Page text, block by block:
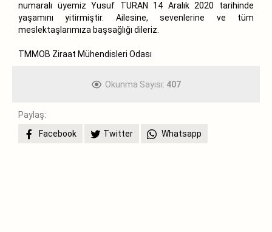
numaralı üyemiz Yusuf TURAN 14 Aralık 2020 tarihinde
yaşamını yitirmiştir. Ailesine, sevenlerine ve tüm
meslektaşlarımıza başsağlığı dileriz.
TMMOB Ziraat Mühendisleri Odası
Okunma Sayısı: 407
Paylaş:
Facebook
Twitter Whatsapp